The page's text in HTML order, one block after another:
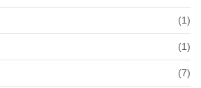
(1)
(1)
(7)